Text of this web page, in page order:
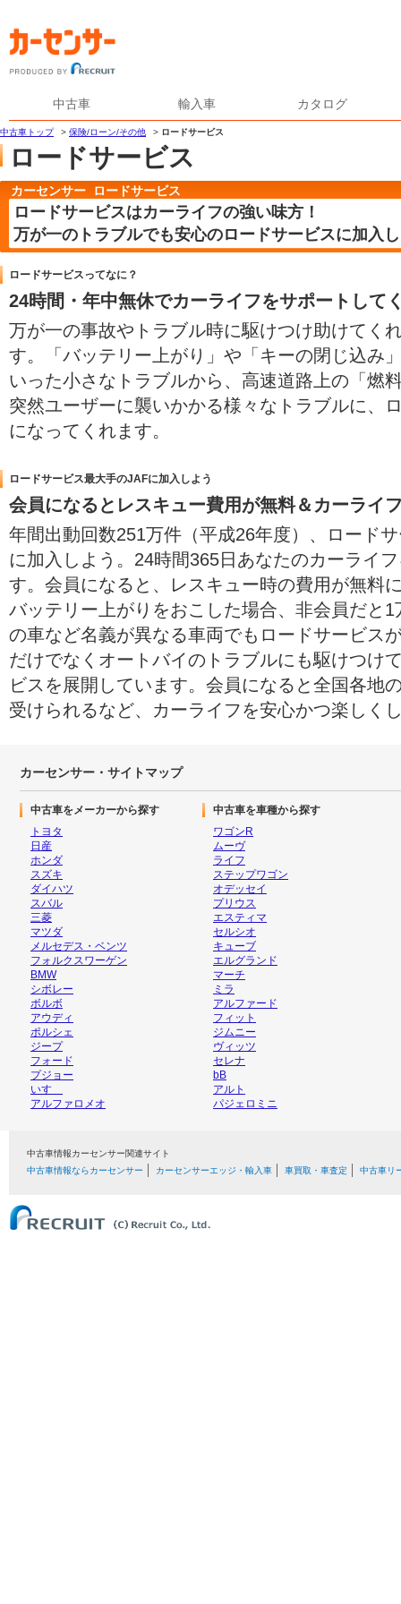
中古車 輸入車 カタログ
中古車トップ > 保険/ローン/その他 > ロードサービス
ロードサービス
カーセンサー ロードサービス
ロードサービスはカーライフの強い味方！
万が一のトラブルでも安心のロードサービスに加入
ロードサービスってなに？
24時間・年中無休でカーライフをサポートして
万が一の事故やトラブル時に駆けつけ助けてく
す。「バッテリー上がり」や「キーの閉じ込み
いった小さなトラブルから、高速道路上の「燃
突然ユーザーに襲いかかる様々なトラブルに、
になってくれます。
ロードサービス最大手のJAFに加入しよう
会員になるとレスキュー費用が無料＆カーライ
年間出動回数251万件（平成26年度）、ロード
に加入しよう。24時間365日あなたのカーライ
す。会員になると、レスキュー時の費用が無料
バッテリー上がりをおこした場合、非会員だと
の車など名義が異なる車両でもロードサービス
だけでなくオートバイのトラブルにも駆けつけ
ビスを展開しています。会員になると全国各地
受けられるなど、カーライフを安心かつ楽しく
カーセンサー・サイトマップ
中古車をメーカーから探す
トヨタ
日産
ホンダ
スズキ
ダイハツ
スバル
三菱
マツダ
メルセデス・ベンツ
フォルクスワーゲン
BMW
シボレー
ボルボ
アウディ
ポルシェ
ジープ
フォード
プジョー
いすゞ
アルファロメオ
中古車を車種から探す
ワゴンR
ムーヴ
ライフ
ステップワゴン
オデッセイ
プリウス
エスティマ
セルシオ
キューブ
エルグランド
マーチ
ミラ
アルファード
フィット
ジムニー
ヴィッツ
セレナ
bB
アルト
パジェロミニ
中古車情報カーセンサー関連サイト
中古車情報ならカーセンサー
カーセンサーエッジ・輸入車 車買取・車査定 中古車リ